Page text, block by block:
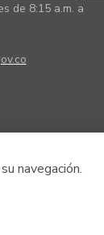
navegación.
de 8:15 a.m. a